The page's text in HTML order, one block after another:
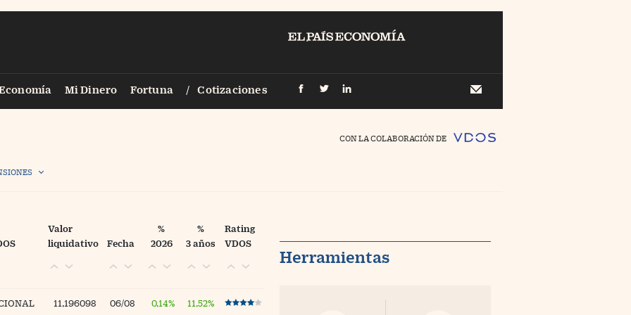
Mi Dinero Fortuna Cotizaciones
Infografías
Newsletter
Territorio Pyme //foo
CON LA COLABORACIÓN DE
Valor
liquidativo
Fecha
%
2026
%
3 años
Rating
VDOS
11,196098 06/08 0,14% 11,52%
Herramientas